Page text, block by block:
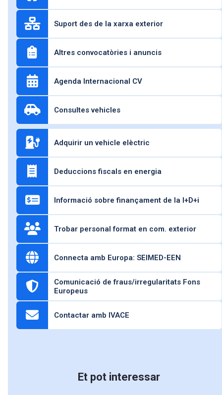
Suport des de la xarxa exterior
Altres convocatòries i anuncis
Agenda Internacional CV
Consultes vehicles
Adquirir un vehicle elèctric
Deduccions fiscals en energia
Informació sobre finançament de la I+D+i
Trobar personal format en com. exterior
Connecta amb Europa: SEIMED-EEN
Comunicació de fraus/irregularitats Fons
Europeus
Contactar amb IVACE
Et pot interessar